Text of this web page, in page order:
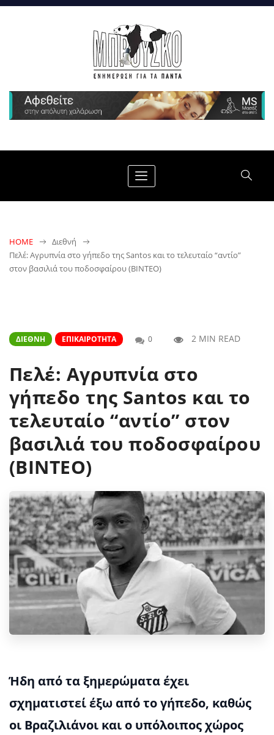
HOME
Διεθνή
Πελέ: Αγρυπνία στο γήπεδο της Santos και το τελευταίο “αντίο”
στον βασιλιά του ποδοσφαίρου (BINTEO)
ΔΙΕΘΝΉ ΕΠΙΚΑΙΡΌΤΗΤΑ 0 2 MIN READ
Πελέ: Αγρυπνία στο
γήπεδο της Santos και το
τελευταίο “αντίο” στον
βασιλιά του ποδοσφαίρου
(BINTEO)
Ήδη από τα ξημερώματα έχει
σχηματιστεί έξω από το γήπεδο, καθώς
οι Βραζιλιάνοι και ο υπόλοιπος χώρος